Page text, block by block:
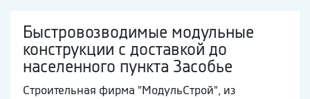
Быстровозводимые модульные
конструкции с доставкой до
населенного пункта Засобье
Строительная фирма "МодульСтрой", из